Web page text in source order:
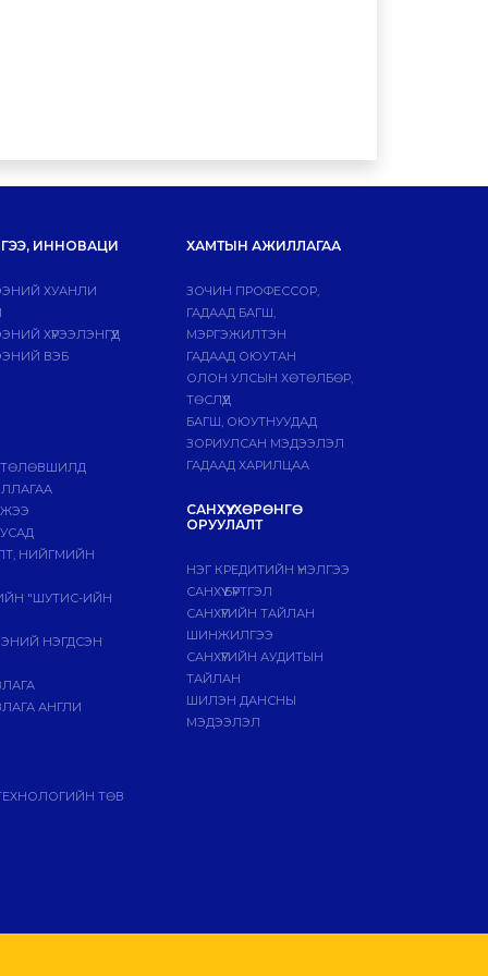
ИННОВАЦИ
ХУАНЛИ
ХҮРЭЭЛЭНГҮҮД
ВЭБ
НИЙГМИЙН
"ШУТИС-ИЙН
НЭГДСЭН
АНГЛИ
ТӨВ
ХАМТЫН АЖИЛЛАГАА
ЗОЧИН ПРОФЕССОР,
ГАДААД БАГШ,
МЭРГЭЖИЛТЭН
ГАДААД ОЮУТАН
ОЛОН УЛСЫН ХӨТӨЛБӨР,
ТӨСЛҮҮД
БАГШ, ОЮУТНУУДАД
ЗОРИУЛСАН МЭДЭЭЛЭЛ
ГАДААД ХАРИЛЦАА
САНХҮҮ, ХӨРӨНГӨ
ОРУУЛАЛТ
НЭГ КРЕДИТИЙН ҮНЭЛГЭЭ
САНХҮҮ БҮРТГЭЛ
САНХҮҮГИЙН ТАЙЛАН
ШИНЖИЛГЭЭ
САНХҮҮГИЙН АУДИТЫН
ТАЙЛАН
ШИЛЭН ДАНСНЫ
МЭДЭЭЛЭЛ